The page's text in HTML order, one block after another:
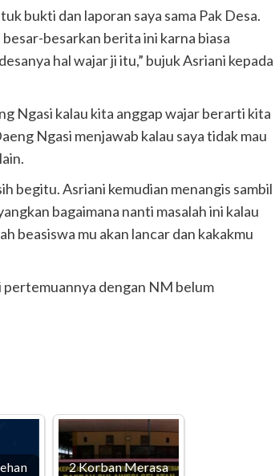
bukti dan laporan saya sama Pak Desa.
besarkan berita ini karna biasa
hal wajar ji itu,” bujuk Asriani kepada
Ngasi kalau kita anggap wajar berarti kita
Ngasi menjawab kalau saya tidak mau
begitu. Asriani kemudian menangis sambil
bagaimana nanti masalah ini kalau
beasiswa mu akan lancar dan kakakmu
pertemuannya dengan NM belum
2 Korban Merasa